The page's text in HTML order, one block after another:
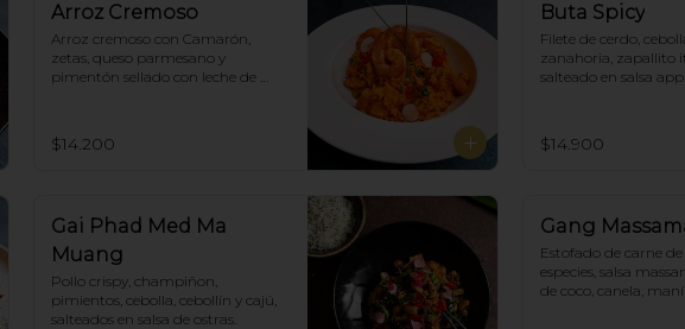
Arroz Cremoso
Arroz cremoso con Camarón,
zetas, queso parmesano y
pimentón sellado con leche de
$14.200
Buta Spicy
Filete de cerdo,
zanahoria, zapallito
salteado en salsa
$14.900
Gai Phad Med Ma
Muang
Pollo crispy, champiñon,
pimientos, cebolla, cebollín y cajú,
salteados en salsa de ostras.
Gang
Estofado de carne de
especies, salsa
de coco, canela,